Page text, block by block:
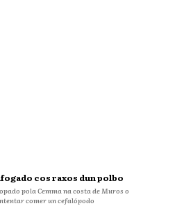
cos raxos dun polbo
pola Cemma na costa de Muros o
comer un cefalópodo